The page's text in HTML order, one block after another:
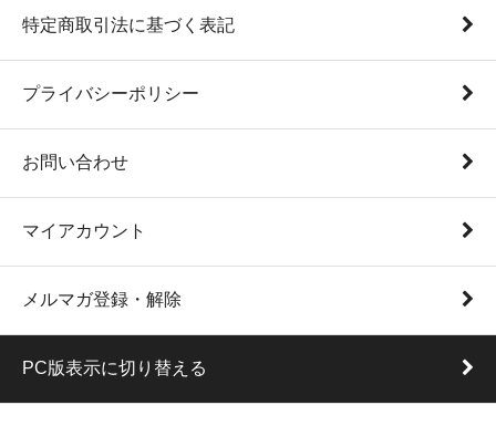
特定商取引法に基づく表記
プライバシーポリシー
お問い合わせ
マイアカウント
メルマガ登録・解除
PC版表示に切り替える